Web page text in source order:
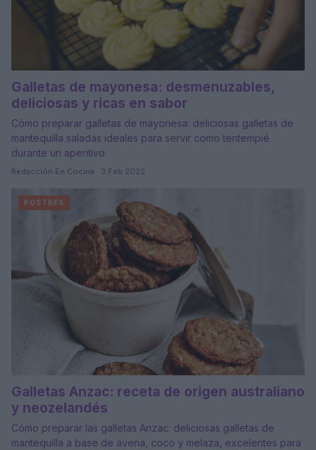
Galletas de mayonesa: desmenuzables,
deliciosas y ricas en sabor
Cómo preparar galletas de mayonesa: deliciosas galletas de
mantequilla saladas ideales para servir como tentempié
durante un aperitivo.
Redacción En Cocina · 3 Feb 2022
POSTRES
Galletas Anzac: receta de origen australiano
y neozelandés
Cómo preparar las galletas Anzac: deliciosas galletas de
mantequilla a base de avena, coco y melaza, excelentes para